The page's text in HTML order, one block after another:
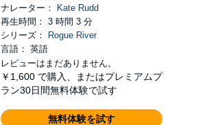
ナレーター：
Kate Rudd
再生時間： 3 時間 3 分
シリーズ：
Rogue River
言語： 英語
レビューはまだありません。
￥1,600 で購入、またはプレミアムプ
ラン30日間無料体験で試す
無料体験を試す